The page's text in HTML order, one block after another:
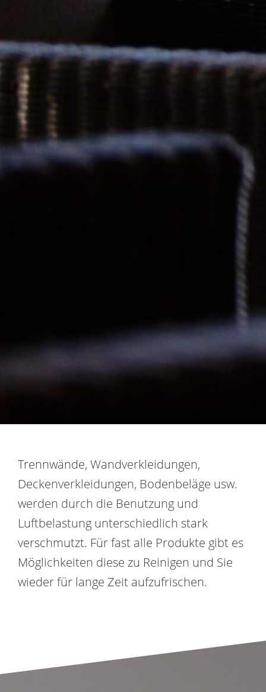
Trennwände, Wandverkleidungen,
Deckenverkleidungen, Bodenbeläge usw.
werden durch die Benutzung und
Luftbelastung unterschiedlich stark
verschmutzt. Für fast alle Produkte gibt es
Möglichkeiten diese zu Reinigen und Sie
wieder für lange Zeit aufzufrischen.